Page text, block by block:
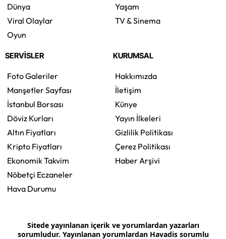
Dünya
Viral Olaylar
Oyun
Yaşam
TV & Sinema
SERVİSLER
Foto Galeriler
Manşetler Sayfası
İstanbul Borsası
Döviz Kurları
Altın Fiyatları
Kripto Fiyatları
Ekonomik Takvim
Nöbetçi Eczaneler
Hava Durumu
KURUMSAL
Hakkımızda
İletişim
Künye
Yayın İlkeleri
Gizlilik Politikası
Çerez Politikası
Haber Arşivi
Sitede yayınlanan içerik ve yorumlardan yazarları
sorumludur. Yayınlanan yorumlardan Havadis sorumlu